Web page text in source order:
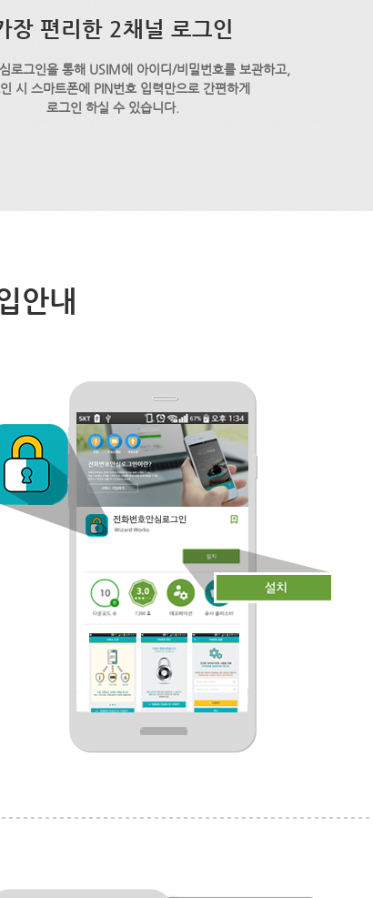
장 편리한 2채널 로그인
로그인을 통해 USIM에 아이디/비밀번호를 보관하고,
시 스마트폰에 PIN번호 입력만으로 간편하게
로그인 하실 수 있습니다.
안내